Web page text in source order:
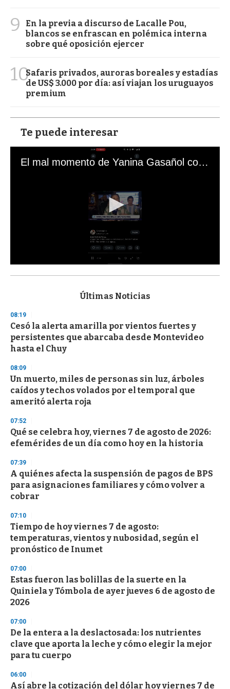
9
En la previa a discurso de Lacalle Pou,
blancos se enfrascan en polémica interna
sobre qué oposición ejercer
10Safaris privados, auroras boreales y estadías
de US$ 3.000 por día: así viajan los uruguayos
premium
Te puede interesar
El mal momento de Yanina Gasañol con un hincha argentino en "Subrayado"
s
d
s
o
f
3
s
e
c
o
n
s
Últimas Noticias
08:19
Cesó la alerta amarilla por vientos fuertes y
persistentes que abarcaba desde Montevideo
hasta el Chuy
08:09
Un muerto, miles de personas sin luz, árboles
caídos y techos volados por el temporal que
ameritó alerta roja
07:52
Qué se celebra hoy, viernes 7 de agosto de 2026:
efemérides de un día como hoy en la historia
07:39
A quiénes afecta la suspensión de pagos de BPS
para asignaciones familiares y cómo volver a
cobrar
07:10
Tiempo de hoy viernes 7 de agosto:
temperaturas, vientos y nubosidad, según el
pronóstico de Inumet
07:00
Estas fueron las bolillas de la suerte en la
Quiniela y Tómbola de ayer jueves 6 de agosto de
2026
07:00
De la entera a la deslactosada: los nutrientes
clave que aporta la leche y cómo elegir la mejor
para tu cuerpo
06:00
Así abre la cotización del dólar hoy viernes 7 de